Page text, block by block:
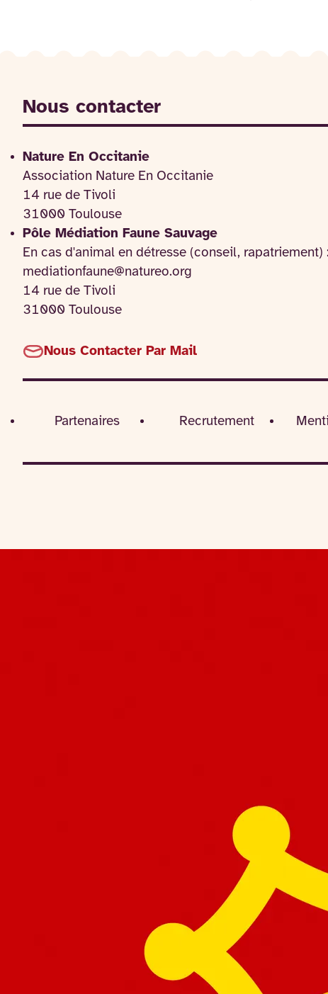
Nous contacter
Nature En Occitanie
Association Nature En Occitanie
14 rue de Tivoli
31000 Toulouse
Pôle Médiation Faune Sauvage
En cas d'animal en détresse (conseil,
mediationfaune@natureo.org
14 rue de Tivoli
31000 Toulouse
Nous Contacter Par Mail
Partenaires Recrutement